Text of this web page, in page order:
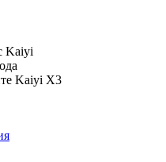
Kaiyi
Kaiyi X3